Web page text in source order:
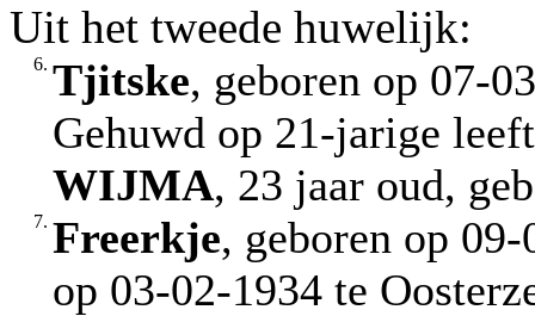
Uit het tweede huwelijk:
6. Tjitske, geboren op 07-
Gehuwd op 21-jarige
WIJMA, 23 jaar oud,
7. Freerkje, geboren op
op 03-02-1934 te